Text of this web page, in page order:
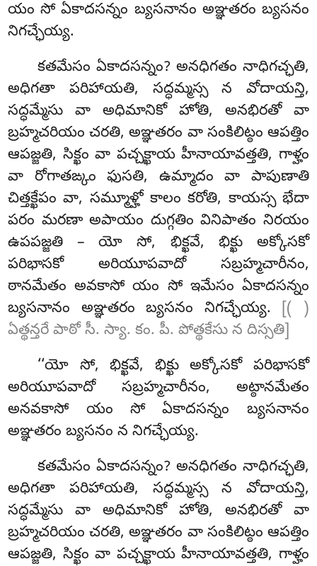
యం సో ఏకాదసన్నం బ్యసనానం అఞ్ఞతరం బ్యసనం
నిగచ్ఛేయ్య.
కతమేసం ఏకాదసన్నం? అనధిగతం నాధిగచ్ఛతి,
అధిగతా పరిహాయతి, సద్ధమ్మస్స న వోదాయన్తి,
సద్ధమ్మేసు వా అధిమానికో హోతి, అనభిరతో వా
బ్రహ్మచరియం చరతి, అఞ్ఞతరం వా సంకిలిట్ఠం ఆపత్తిం
ఆపజ్జతి, సిక్ఖం వా పచ్చక్ఖాయ హీనాయావత్తతి, గాళ్హం
వా రోగాతఙ్కం ఫుసతి, ఉమ్మాదం వా పాపుణాతి
చిత్తక్ఖేపం వా, సమ్మూళ్హో కాలం కరోతి, కాయస్స భేదా
పరం మరణా అపాయం దుగ్గతిం వినిపాతం నిరయం
ఉపపజ్జతి – యో సో, భిక్ఖవే, భిక్ఖు అక్కోసకో
పరిభాసకో అరియూపవాదో సబ్రహ్మచారీనం,
ఠానమేతం అవకాసో యం సో ఇమేసం ఏకాదసన్నం
బ్యసనానం అఞ్ఞతరం బ్యసనం నిగచ్ఛేయ్య.
[( )
ఏత్థన్తరే పాఠో సీ. స్యా. కం. పీ. పోత్థకేసు న దిస్సతి]
‘‘యో సో, భిక్ఖవే, భిక్ఖు అక్కోసకో పరిభాసకో
అరియూపవాదో సబ్రహ్మచారీనం, అట్ఠానమేతం
అనవకాసో యం సో ఏకాదసన్నం బ్యసనానం
అఞ్ఞతరం బ్యసనం న నిగచ్ఛేయ్య.
కతమేసం ఏకాదసన్నం? అనధిగతం నాధిగచ్ఛతి,
అధిగతా పరిహాయతి, సద్ధమ్మస్స న వోదాయన్తి,
సద్ధమ్మేసు వా అధిమానికో హోతి, అనభిరతో వా
బ్రహ్మచరియం చరతి, అఞ్ఞతరం వా సంకిలిట్ఠం ఆపత్తిం
ఆపజ్జతి, సిక్ఖం వా పచ్చక్ఖాయ హీనాయావత్తతి, గాళ్హం